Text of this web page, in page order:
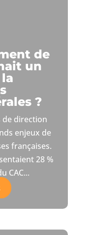
de
un
?
de direction
enjeux de
françaises.
28 %
CAC...